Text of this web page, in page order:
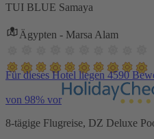
TUI BLUE Samaya
Ägypten - Marsa Alam
Für dieses Hotel liegen 4590
von 98% vor
8-tägige Flugreise, DZ Deluxe